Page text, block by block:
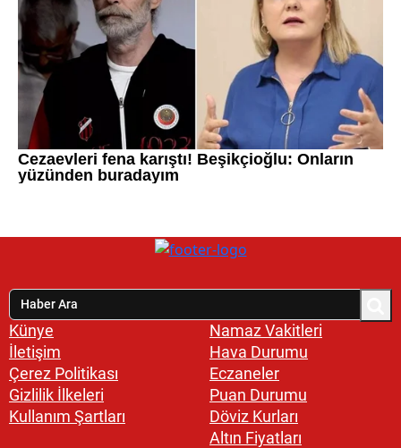
Künye
İletişim
Çerez Politikası
Gizlilik İlkeleri
Kullanım Şartları
Namaz Vakitleri
Hava Durumu
Eczaneler
Puan Durumu
Döviz Kurları
Altın Fiyatları